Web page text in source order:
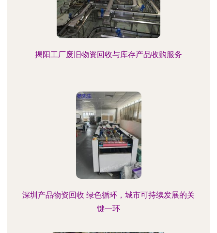
揭阳工厂废旧物资回收与库存产品收购服务
深圳产品物资回收 绿色循环，城市可持续发展的关
键一环